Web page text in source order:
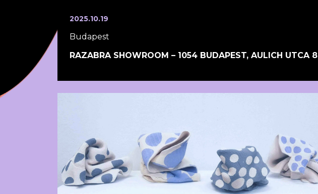
2025.10.19
Budapest
RAZABRA SHOWROOM – 1054 BUDAPEST, AULICH UTCA 8